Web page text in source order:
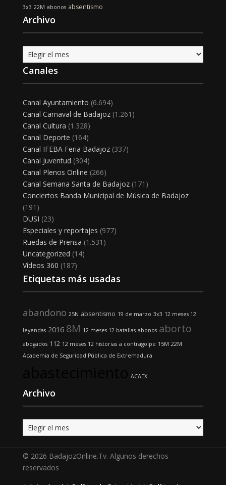
3x3 22M abonos absentismo
Archivo
Archivo
Canales
Canal Ayuntamiento (6.694)
Canal Carnaval de Badajoz(1.261)
Canal Cultura (1.328)
Canal Deporte (164)
Canal IFEBA Feria Badajoz(337)
Canal Juventud (304)
Canal Plenos Online (266)
Canal Semana Santa de Badajoz(171)
Conciertos Banda Municipal de Música de Badajoz
(191)
DUSI (23)
Especiales y reportajes (977)
Ruedas de Prensa (1.531)
Uncategorized (14)
Vídeos 360 (187)
Etiquetas más usadas
abandono 25N absentismo 19 de marzo 3x3 12 meses 12
leyendas 2016 8M 12 meses 12 batallas abonos aborto
abogados 112 12 meses 12 historias a contragolpe 15M 22M
Academia de Seguridad Pública de Extremadura
ACAEX
Archivo
Archivo
© 2026 BadajozOnline.Tv. Algunos derechos
reservados